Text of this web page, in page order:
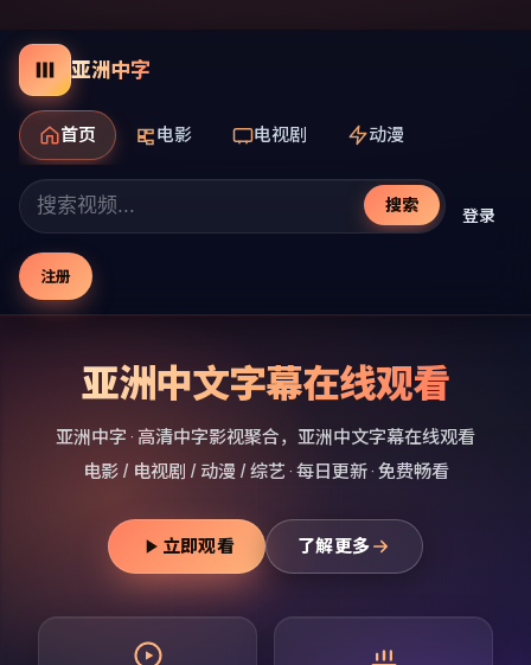
亚洲中字
首页 电影 电视剧 动漫
搜索 登录
注册
亚洲中文字幕在线观看
亚洲中字· 高清中字影视聚合， 亚洲中文字幕在线观看
电影 / 电视剧 / 动漫 / 综艺 · 每日更新 · 免费畅看
立即观看 了解更多